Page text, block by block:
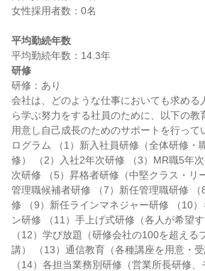
女性採用者数：0名
平均勤続年数
研修
研修：あり
会社は、どのような仕事においても求める
ら学ぶ努力をする社員のために、以下の教
用意し自己成長のためのサポートを行って
ログラム （1）新入社員研修（全体研修・
修） （2）入社2年次研修 （3）MR職5年
次研修 （5）昇格者研修（中堅クラス・リ
管理職候補者研修 （7）新任管理職研修
修 （9）新任ラインマネジャー研修 （10
ン研修 （11）手上げ式研修（各人が希望す
（12）学び放題（研修会社の100を超える
講） （13）通信教育（各種講座を用意・受